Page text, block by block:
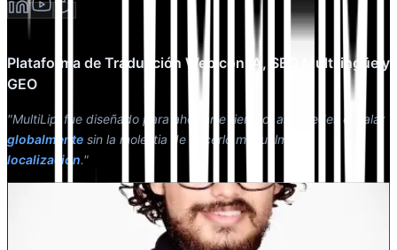
Plataforma de Traducción Web con IA, SEO Multilingüe y
GEO
"MultiLipi fue diseñado para ahorrarte tiempo, así puedes escalar
globalmente sin la molestia de hacerlo manualmente
localización."